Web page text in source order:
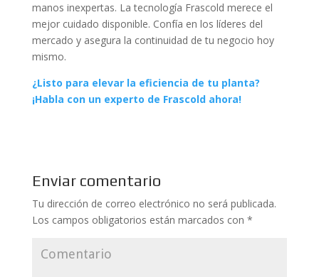
manos inexpertas. La tecnología Frascold merece el
mejor cuidado disponible. Confía en los líderes del
mercado y asegura la continuidad de tu negocio hoy
mismo.
¿Listo para elevar la eficiencia de tu planta?
¡Habla con un experto de Frascold ahora!
Enviar comentario
Tu dirección de correo electrónico no será publicada.
Los campos obligatorios están marcados con *